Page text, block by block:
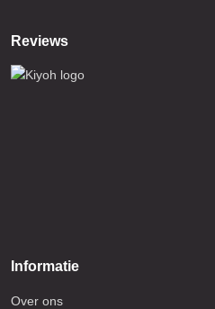
Reviews
Informatie
Over ons